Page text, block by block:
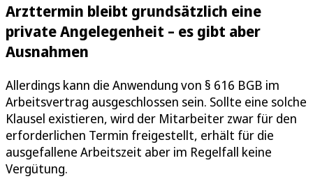
Arzttermin bleibt grundsätzlich eine
private Angelegenheit – es gibt aber
Ausnahmen
Allerdings kann die Anwendung von § 616 BGB im
Arbeitsvertrag ausgeschlossen sein. Sollte eine solche
Klausel existieren, wird der Mitarbeiter zwar für den
erforderlichen Termin freigestellt, erhält für die
ausgefallene Arbeitszeit aber im Regelfall keine
Vergütung.